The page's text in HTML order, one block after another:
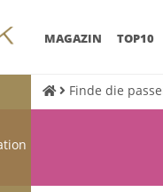
MAGAZIN (CURRENT)
TOP10
Finde die